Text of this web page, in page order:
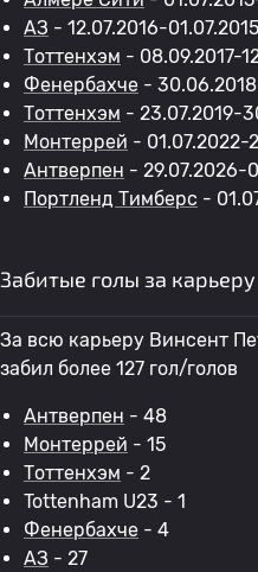
АЗ - 12.07.2016-01.07.2015
Тоттенхэм - 08.09.2017-
Фенербахче -
Тоттенхэм - 23.07.2019-
Монтеррей - 01.07.2022-
Антверпен - 29.07.2026-
Портленд Тимберс -
Забитые голы за карьеру
За всю карьеру Винсент
забил более 127 гол/голов
Антверпен - 48
Монтеррей - 15
Тоттенхэм - 2
Tottenham U23 - 1
Фенербахче - 4
АЗ - 27